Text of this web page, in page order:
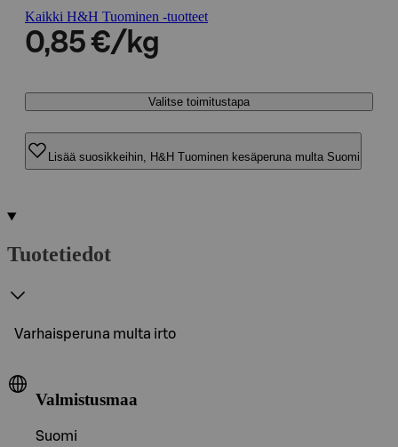
Kaikki H&H Tuominen -tuotteet
0,85 €/kg
Valitse toimitustapa
Lisää suosikkeihin, H&H Tuominen kesäperuna multa Suomi
Tuotetiedot
Varhaisperuna multa irto
Valmistusmaa
Suomi